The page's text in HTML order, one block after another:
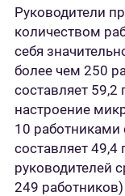
Руководители
количеством
себя
более чем 250
составляет 59,2
настроение
10 работниками
составляет 49,4
руководителей
249